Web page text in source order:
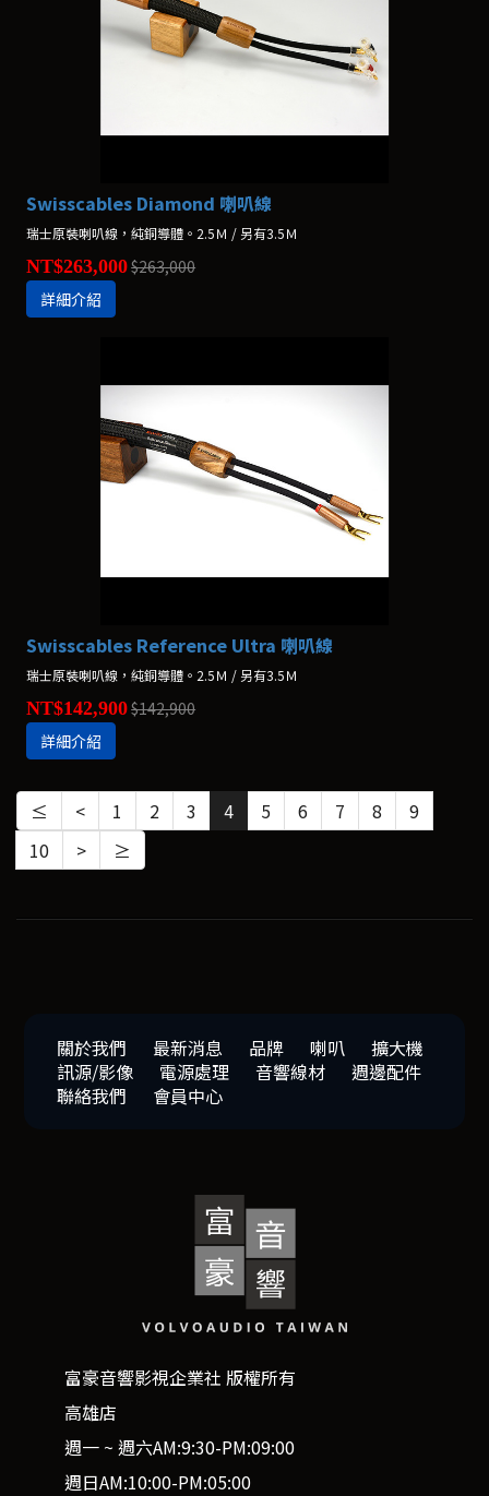
Swisscables Diamond 喇叭線
瑞士原裝喇叭線，純銅導體。2.5Ｍ / 另有3.5Ｍ
NT$263,000$263,000
詳細介紹
Swisscables Reference Ultra 喇叭線
瑞士原裝喇叭線，純銅導體。2.5Ｍ / 另有3.5Ｍ
NT$142,900$142,900
詳細介紹
≤ < 1 2 3 4 5 6 7 8
9
10
> ≥
關於我們 最新消息 品牌 喇叭
擴大機
訊源/影像
電源處理 音響線材
週邊配件
聯絡我們
會員中心
富豪音響影視企業社 版權所有
高雄店
週一 ~ 週六AM:9:30-PM:09:00
週日AM:10:00-PM:05:00